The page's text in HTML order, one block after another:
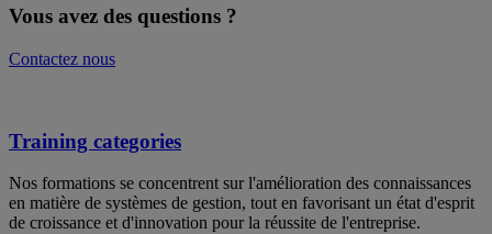
Vous avez des questions ?
Contactez nous
Training categories
Nos formations se concentrent sur l'amélioration des connaissances
en matière de systèmes de gestion, tout en favorisant un état d'esprit
de croissance et d'innovation pour la réussite de l'entreprise.